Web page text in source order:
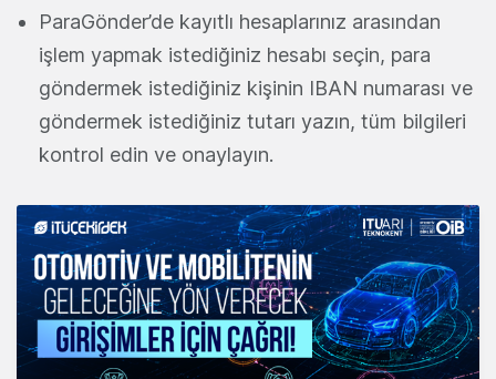
ParaGönder’de kayıtlı hesaplarınız arasından
işlem yapmak istediğiniz hesabı seçin, para
göndermek istediğiniz kişinin IBAN numarası ve
göndermek istediğiniz tutarı yazın, tüm bilgileri
kontrol edin ve onaylayın.